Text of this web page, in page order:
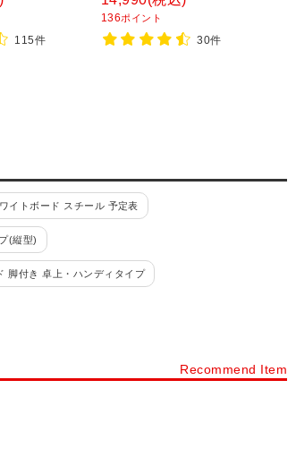
115件
ンダー 白板
136ポイント
30件
イトボード スチール 予定表
(縦型)
脚付き 卓上・ハンディタイプ
Recommend Item